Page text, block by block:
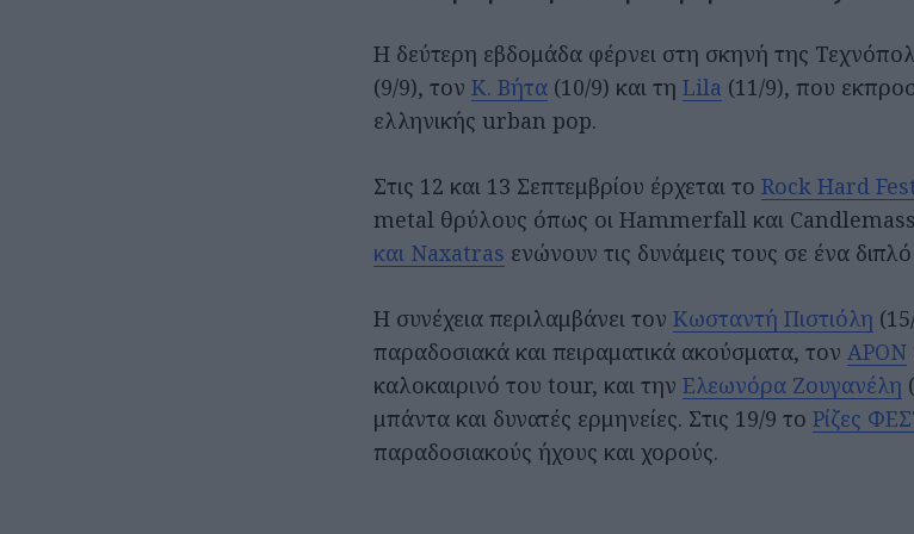
Η δεύτερη εβδομάδα φέρνει στη σκηνή της
(9/9), τον Κ. Βήτα(10/9) και τη Lila (11/9), που
ελληνικής urban pop.
Στις 12 και 13 Σεπτεμβρίου έρχεται το Rock Hard
metal θρύλους όπως οι Hammerfall και
και Naxatras ενώνουν τις δυνάμεις τους σε ένα
Η συνέχεια περιλαμβάνει τον Κωσταντή Πιστιόλη
παραδοσιακά και πειραματικά ακούσματα, τον APON
καλοκαιρινό του tour, και την Ελεωνόρα Ζουγανέλη
μπάντα και δυνατές ερμηνείες. Στις 19/9 το Ρίζες
παραδοσιακούς ήχους και χορούς.